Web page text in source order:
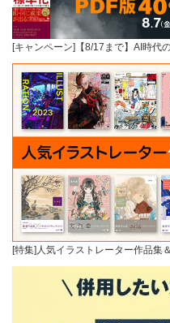
[キャンペーン]【8/17まで】AI時代
[特集]人気イラストレーター作品集